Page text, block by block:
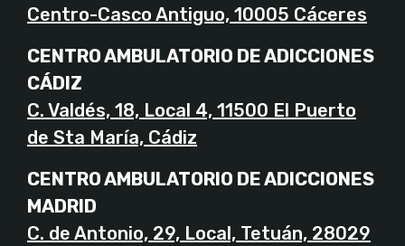
Centro-Casco Antiguo, 10005 Cáceres
CENTRO AMBULATORIO DE ADICCIONES
CÁDIZ
C. Valdés, 18, Local 4, 11500 El Puerto
de Sta María, Cádiz
CENTRO AMBULATORIO DE ADICCIONES
MADRID
C. de Antonio, 29, Local, Tetuán, 28029